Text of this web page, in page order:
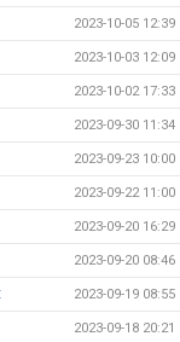
2023-10-05 12:39
2023-10-03 12:09
2023-10-02 17:33
2023-09-30 11:34
2023-09-23 10:00
2023-09-22 11:00
2023-09-20 16:29
2023-09-20 08:46
2023-09-19 08:55
2023-09-18 20:21